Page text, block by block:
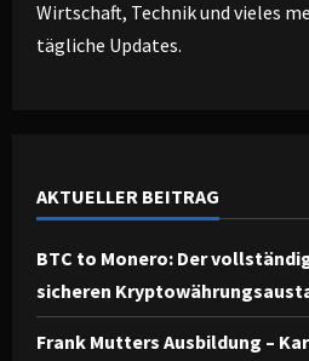
Wirtschaft, Technik und vieles
tägliche Updates.
AKTUELLER BEITRAG
BTC to Monero: Der
sicheren
Frank Mutters Ausbildung –